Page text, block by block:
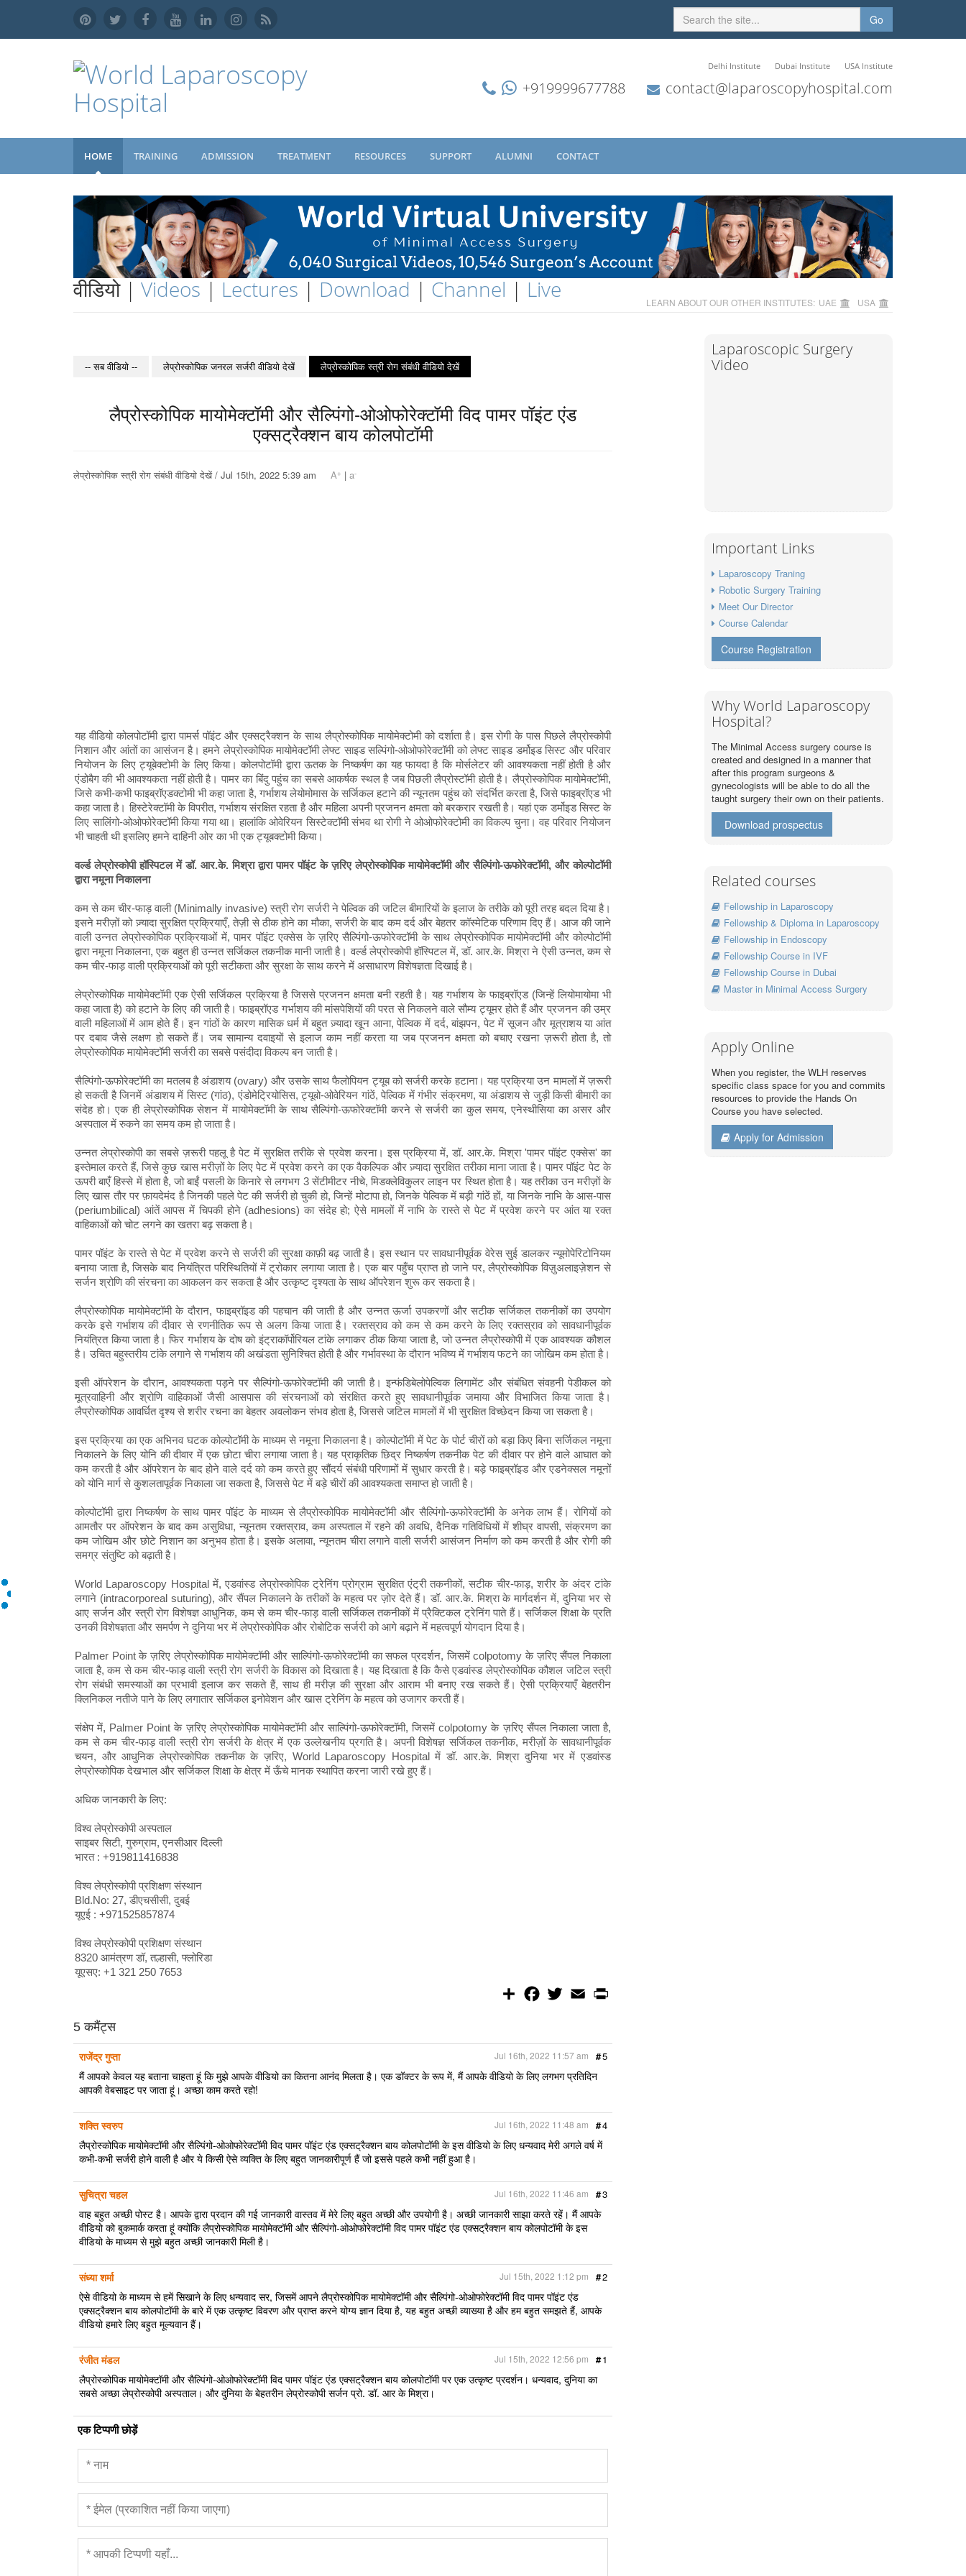
Go
Delhi Institute Dubai Institute USA Institute
+919999677788 contact@laparoscopyhospital.com
HOME TRAINING ADMISSION TREATMENT RESOURCES SUPPORT ALUMNI CONTACT
वीडियो | Videos | Lectures | Download | Channel | Live LEARN ABOUT OUR OTHER INSTITUTES: UAE USA
-- सब वीडियो -- लेप्रोस्कोपिक जनरल सर्जरी वीडियो देखें लेप्रोस्कोपिक स्त्री रोग संबंधी वीडियो देखें
लैप्रोस्कोपिक मायोमेक्टॉमी और सैल्पिंगो-ओओफोरेक्टॉमी विद पामर पॉइंट एंड
एक्सट्रैक्शन बाय कोलपोटॉमी
लेप्रोस्कोपिक स्त्री रोग संबंधी वीडियो देखें / Jul 15th, 2022 5:39 am A+ | a-
यह वीडियो कोलपोटॉमी द्वारा पामर्स पॉइंट और एक्सट्रैक्शन के साथ लैप्रोस्कोपिक मायोमेक्टोमी को दर्शाता है। इस रोगी के पास पिछले लैप्रोस्कोपी
निशान और आंतों का आसंजन है। हमने लेप्रोस्कोपिक मायोमेक्टॉमी लेफ्ट साइड सल्पिंगो-ओओफोरेक्टॉमी को लेफ्ट साइड डर्मोइड सिस्ट और परिवार
नियोजन के लिए ट्यूबेक्टोमी के लिए किया। कोलपोटॉमी द्वारा ऊतक के निष्कर्षण का यह फायदा है कि मोर्सलेटर की आवश्यकता नहीं होती है और
एंडोबैग की भी आवश्यकता नहीं होती है। पामर का बिंदु पहुंच का सबसे आकर्षक स्थल है जब पिछली लैप्रोस्टॉमी होती है। लैप्रोस्कोपिक मायोमेक्टॉमी,
जिसे कभी-कभी फाइब्रॉएडक्टोमी भी कहा जाता है, गर्भाशय लेयोमोमास के सर्जिकल हटाने की न्यूनतम पहुंच को संदर्भित करता है, जिसे फाइब्रॉएड भी
कहा जाता है। हिस्टेरेक्टॉमी के विपरीत, गर्भाशय संरक्षित रहता है और महिला अपनी प्रजनन क्षमता को बरकरार रखती है। यहां एक डर्मोइड सिस्ट के
लिए सालिंगो-ओओफोरेक्टॉमी किया गया था। हालांकि ओवेरियन सिस्टेक्टॉमी संभव था रोगी ने ओओफोरेक्टोमी का विकल्प चुना। वह परिवार नियोजन
भी चाहती थी इसलिए हमने दाहिनी ओर का भी एक ट्यूबक्टोमी किया।
वर्ल्ड लेप्रोस्कोपी हॉस्पिटल में डॉ. आर.के. मिश्रा द्वारा पामर पॉइंट के ज़रिए लेप्रोस्कोपिक मायोमेक्टॉमी और सैल्पिंगो-ऊफोरेक्टॉमी, और कोल्पोटॉमी
द्वारा नमूना निकालना
कम से कम चीर-फाड़ वाली (Minimally invasive) स्त्री रोग सर्जरी ने पेल्विक की जटिल बीमारियों के इलाज के तरीके को पूरी तरह बदल दिया है।
इसने मरीज़ों को ज़्यादा सुरक्षित प्रक्रियाएँ, तेज़ी से ठीक होने का मौका, सर्जरी के बाद कम दर्द और बेहतर कॉस्मेटिक परिणाम दिए हैं। आज की जाने
वाली उन्नत लेप्रोस्कोपिक प्रक्रियाओं में, पामर पॉइंट एक्सेस के ज़रिए सैल्पिंगो-ऊफोरेक्टॉमी के साथ लेप्रोस्कोपिक मायोमेक्टॉमी और कोल्पोटॉमी
द्वारा नमूना निकालना, एक बहुत ही उन्नत सर्जिकल तकनीक मानी जाती है। वर्ल्ड लेप्रोस्कोपी हॉस्पिटल में, डॉ. आर.के. मिश्रा ने ऐसी उन्नत, कम से
कम चीर-फाड़ वाली प्रक्रियाओं को पूरी सटीकता और सुरक्षा के साथ करने में असाधारण विशेषज्ञता दिखाई है।
लेप्रोस्कोपिक मायोमेक्टॉमी एक ऐसी सर्जिकल प्रक्रिया है जिससे प्रजनन क्षमता बनी रहती है। यह गर्भाशय के फाइब्रॉएड (जिन्हें लियोमायोमा भी
कहा जाता है) को हटाने के लिए की जाती है। फाइब्रॉएड गर्भाशय की मांसपेशियों की परत से निकलने वाले सौम्य ट्यूमर होते हैं और प्रजनन की उम्र
वाली महिलाओं में आम होते हैं। इन गांठों के कारण मासिक धर्म में बहुत ज़्यादा खून आना, पेल्विक में दर्द, बांझपन, पेट में सूजन और मूत्राशय या आंत
पर दबाव जैसे लक्षण हो सकते हैं। जब सामान्य दवाइयों से इलाज काम नहीं करता या जब प्रजनन क्षमता को बचाए रखना ज़रूरी होता है, तो
लेप्रोस्कोपिक मायोमेक्टॉमी सर्जरी का सबसे पसंदीदा विकल्प बन जाती है।
सैल्पिंगो-ऊफोरेक्टॉमी का मतलब है अंडाशय (ovary) और उसके साथ फैलोपियन ट्यूब को सर्जरी करके हटाना। यह प्रक्रिया उन मामलों में ज़रूरी
हो सकती है जिनमें अंडाशय में सिस्ट (गांठ), एंडोमेट्रियोसिस, ट्यूबो-ओवेरियन गांठें, पेल्विक में गंभीर संक्रमण, या अंडाशय से जुड़ी किसी बीमारी का
संदेह हो। एक ही लेप्रोस्कोपिक सेशन में मायोमेक्टॉमी के साथ सैल्पिंगो-ऊफोरेक्टॉमी करने से सर्जरी का कुल समय, एनेस्थीसिया का असर और
अस्पताल में रुकने का समय कम हो जाता है।
उन्नत लेप्रोस्कोपी का सबसे ज़रूरी पहलू है पेट में सुरक्षित तरीके से प्रवेश करना। इस प्रक्रिया में, डॉ. आर.के. मिश्रा 'पामर पॉइंट एक्सेस' का
इस्तेमाल करते हैं, जिसे कुछ खास मरीज़ों के लिए पेट में प्रवेश करने का एक वैकल्पिक और ज़्यादा सुरक्षित तरीका माना जाता है। पामर पॉइंट पेट के
ऊपरी बाएँ हिस्से में होता है, जो बाईं पसली के किनारे से लगभग 3 सेंटीमीटर नीचे, मिडक्लेविकुलर लाइन पर स्थित होता है। यह तरीका उन मरीज़ों के
लिए खास तौर पर फ़ायदेमंद है जिनकी पहले पेट की सर्जरी हो चुकी हो, जिन्हें मोटापा हो, जिनके पेल्विक में बड़ी गांठें हों, या जिनके नाभि के आस-पास
(periumbilical) आंतें आपस में चिपकी होने (adhesions) का संदेह हो; ऐसे मामलों में नाभि के रास्ते से पेट में प्रवेश करने पर आंत या रक्त
वाहिकाओं को चोट लगने का खतरा बढ़ सकता है।
पामर पॉइंट के रास्ते से पेट में प्रवेश करने से सर्जरी की सुरक्षा काफ़ी बढ़ जाती है। इस स्थान पर सावधानीपूर्वक वेरेस सुई डालकर न्यूमोपेरिटोनियम
बनाया जाता है, जिसके बाद नियंत्रित परिस्थितियों में ट्रोकार लगाया जाता है। एक बार पहुँच प्राप्त हो जाने पर, लैप्रोस्कोपिक विज़ुअलाइज़ेशन से
सर्जन श्रोणि की संरचना का आकलन कर सकता है और उत्कृष्ट दृश्यता के साथ ऑपरेशन शुरू कर सकता है।
लैप्रोस्कोपिक मायोमेक्टॉमी के दौरान, फाइब्रॉइड की पहचान की जाती है और उन्नत ऊर्जा उपकरणों और सटीक सर्जिकल तकनीकों का उपयोग
करके इसे गर्भाशय की दीवार से रणनीतिक रूप से अलग किया जाता है। रक्तस्राव को कम से कम करने के लिए रक्तस्राव को सावधानीपूर्वक
नियंत्रित किया जाता है। फिर गर्भाशय के दोष को इंट्राकॉर्पोरियल टांके लगाकर ठीक किया जाता है, जो उन्नत लैप्रोस्कोपी में एक आवश्यक कौशल
है। उचित बहुस्तरीय टांके लगाने से गर्भाशय की अखंडता सुनिश्चित होती है और गर्भावस्था के दौरान भविष्य में गर्भाशय फटने का जोखिम कम होता है।
इसी ऑपरेशन के दौरान, आवश्यकता पड़ने पर सैल्पिंगो-ऊफोरेक्टॉमी की जाती है। इन्फंडिबेलोपेल्विक लिगामेंट और संबंधित संवहनी पेडीकल को
मूत्रवाहिनी और श्रोणि वाहिकाओं जैसी आसपास की संरचनाओं को संरक्षित करते हुए सावधानीपूर्वक जमाया और विभाजित किया जाता है।
लैप्रोस्कोपिक आवर्धित दृश्य से शरीर रचना का बेहतर अवलोकन संभव होता है, जिससे जटिल मामलों में भी सुरक्षित विच्छेदन किया जा सकता है।
इस प्रक्रिया का एक अभिनव घटक कोल्पोटॉमी के माध्यम से नमूना निकालना है। कोल्पोटॉमी में पेट के पोर्ट चीरों को बड़ा किए बिना सर्जिकल नमूना
निकालने के लिए योनि की दीवार में एक छोटा चीरा लगाया जाता है। यह प्राकृतिक छिद्र निष्कर्षण तकनीक पेट की दीवार पर होने वाले आघात को
कम करती है और ऑपरेशन के बाद होने वाले दर्द को कम करते हुए सौंदर्य संबंधी परिणामों में सुधार करती है। बड़े फाइब्रॉइड और एडनेक्सल नमूनों
को योनि मार्ग से कुशलतापूर्वक निकाला जा सकता है, जिससे पेट में बड़े चीरों की आवश्यकता समाप्त हो जाती है।
कोल्पोटॉमी द्वारा निष्कर्षण के साथ पामर पॉइंट के माध्यम से लैप्रोस्कोपिक मायोमेक्टॉमी और सैल्पिंगो-ऊफोरेक्टॉमी के अनेक लाभ हैं। रोगियों को
आमतौर पर ऑपरेशन के बाद कम असुविधा, न्यूनतम रक्तस्राव, कम अस्पताल में रहने की अवधि, दैनिक गतिविधियों में शीघ्र वापसी, संक्रमण का
कम जोखिम और छोटे निशान का अनुभव होता है। इसके अलावा, न्यूनतम चीरा लगाने वाली सर्जरी आसंजन निर्माण को कम करती है और रोगी की
समग्र संतुष्टि को बढ़ाती है।
World Laparoscopy Hospital में, एडवांस्ड लेप्रोस्कोपिक ट्रेनिंग प्रोग्राम सुरक्षित एंट्री तकनीकों, सटीक चीर-फाड़, शरीर के अंदर टांके
लगाने (intracorporeal suturing), और सैंपल निकालने के तरीकों के महत्व पर ज़ोर देते हैं। डॉ. आर.के. मिश्रा के मार्गदर्शन में, दुनिया भर से
आए सर्जन और स्त्री रोग विशेषज्ञ आधुनिक, कम से कम चीर-फाड़ वाली सर्जिकल तकनीकों में प्रैक्टिकल ट्रेनिंग पाते हैं। सर्जिकल शिक्षा के प्रति
उनकी विशेषज्ञता और समर्पण ने दुनिया भर में लेप्रोस्कोपिक और रोबोटिक सर्जरी को आगे बढ़ाने में महत्वपूर्ण योगदान दिया है।
Palmer Point के ज़रिए लेप्रोस्कोपिक मायोमेक्टॉमी और साल्पिंगो-ऊफोरेक्टॉमी का सफल प्रदर्शन, जिसमें colpotomy के ज़रिए सैंपल निकाला
जाता है, कम से कम चीर-फाड़ वाली स्त्री रोग सर्जरी के विकास को दिखाता है। यह दिखाता है कि कैसे एडवांस्ड लेप्रोस्कोपिक कौशल जटिल स्त्री
रोग संबंधी समस्याओं का प्रभावी इलाज कर सकते हैं, साथ ही मरीज़ की सुरक्षा और आराम भी बनाए रख सकते हैं। ऐसी प्रक्रियाएँ बेहतरीन
क्लिनिकल नतीजे पाने के लिए लगातार सर्जिकल इनोवेशन और खास ट्रेनिंग के महत्व को उजागर करती हैं।
संक्षेप में, Palmer Point के ज़रिए लेप्रोस्कोपिक मायोमेक्टॉमी और साल्पिंगो-ऊफोरेक्टॉमी, जिसमें colpotomy के ज़रिए सैंपल निकाला जाता है,
कम से कम चीर-फाड़ वाली स्त्री रोग सर्जरी के क्षेत्र में एक उल्लेखनीय प्रगति है। अपनी विशेषज्ञ सर्जिकल तकनीक, मरीज़ों के सावधानीपूर्वक
चयन, और आधुनिक लेप्रोस्कोपिक तकनीक के ज़रिए, World Laparoscopy Hospital में डॉ. आर.के. मिश्रा दुनिया भर में एडवांस्ड
लेप्रोस्कोपिक देखभाल और सर्जिकल शिक्षा के क्षेत्र में ऊँचे मानक स्थापित करना जारी रखे हुए हैं।
अधिक जानकारी के लिए:
विश्व लेप्रोस्कोपी अस्पताल
साइबर सिटी, गुरुग्राम, एनसीआर दिल्ली
भारत : +919811416838
विश्व लेप्रोस्कोपी प्रशिक्षण संस्थान
Bld.No: 27, डीएचसीसी, दुबई
यूएई : +971525857874
विश्व लेप्रोस्कोपी प्रशिक्षण संस्थान
8320 आमंत्रण डॉ, तल्हासी, फ्लोरिडा
यूएसए: +1 321 250 7653
S
o
o
w
e
r
E
m
5 कमैंट्स
राजेंद्र गुप्ता #5
Jul 16th, 2022 11:57 am
मैं आपको केवल यह बताना चाहता हूं कि मुझे आपके वीडियो का कितना आनंद मिलता है। एक डॉक्टर के रूप में, मैं आपके वीडियो के लिए लगभग प्रतिदिन
आपकी वेबसाइट पर जाता हूं। अच्छा काम करते रहो!
शक्ति स्वरुप #4
Jul 16th, 2022 11:48 am
लैप्रोस्कोपिक मायोमेक्टॉमी और सैल्पिंगो-ओओफोरेक्टॉमी विद पामर पॉइंट एंड एक्सट्रैक्शन बाय कोलपोटॉमी के इस वीडियो के लिए धन्यवाद मेरी अगले वर्ष में
कभी-कभी सर्जरी होने वाली है और ये किसी ऐसे व्यक्ति के लिए बहुत जानकारीपूर्ण हैं जो इससे पहले कभी नहीं हुआ है।
सुचित्रा चहल #3
Jul 16th, 2022 11:46 am
वाह बहुत अच्छी पोस्ट है। आपके द्वारा प्रदान की गई जानकारी वास्तव में मेरे लिए बहुत अच्छी और उपयोगी है। अच्छी जानकारी साझा करते रहें। मैं आपके
वीडियो को बुकमार्क करता हूं क्योंकि लैप्रोस्कोपिक मायोमेक्टॉमी और सैल्पिंगो-ओओफोरेक्टॉमी विद पामर पॉइंट एंड एक्सट्रैक्शन बाय कोलपोटॉमी के इस
वीडियो के माध्यम से मुझे बहुत अच्छी जानकारी मिली है।
संध्या शर्मा #2
Jul 15th, 2022 1:12 pm
ऐसे वीडियो के माध्यम से हमें सिखाने के लिए धन्यवाद सर, जिसमें आपने लैप्रोस्कोपिक मायोमेक्टॉमी और सैल्पिंगो-ओओफोरेक्टॉमी विद पामर पॉइंट एंड
एक्सट्रैक्शन बाय कोलपोटॉमी के बारे में एक उत्कृष्ट विवरण और प्राप्त करने योग्य ज्ञान दिया है, यह बहुत अच्छी व्याख्या है और हम बहुत समझते हैं, आपके
वीडियो हमारे लिए बहुत मूल्यवान हैं।
रंजीत मंडल #1
Jul 15th, 2022 12:56 pm
लैप्रोस्कोपिक मायोमेक्टॉमी और सैल्पिंगो-ओओफोरेक्टॉमी विद पामर पॉइंट एंड एक्सट्रैक्शन बाय कोलपोटॉमी पर एक उत्कृष्ट प्रदर्शन। धन्यवाद, दुनिया का
सबसे अच्छा लेप्रोस्कोपी अस्पताल। और दुनिया के बेहतरीन लेप्रोस्कोपी सर्जन प्रो. डॉ. आर के मिश्रा।
एक टिप्पणी छोड़ें
Laparoscopic Surgery
Video
Important Links
Laparoscopy Traning
Robotic Surgery Training
Meet Our Director
Course Calendar
Course Registration
Why World Laparoscopy
Hospital?
The Minimal Access surgery course is
created and designed in a manner that
after this program surgeons &
gynecologists will be able to do all the
taught surgery their own on their patients.
Download prospectus
Related courses
Fellowship in Laparoscopy
Fellowship & Diploma in Laparoscopy
Fellowship in Endoscopy
Fellowship Course in IVF
Fellowship Course in Dubai
Master in Minimal Access Surgery
Apply Online
When you register, the WLH reserves
specific class space for you and commits
resources to provide the Hands On
Course you have selected.
Apply for Admission